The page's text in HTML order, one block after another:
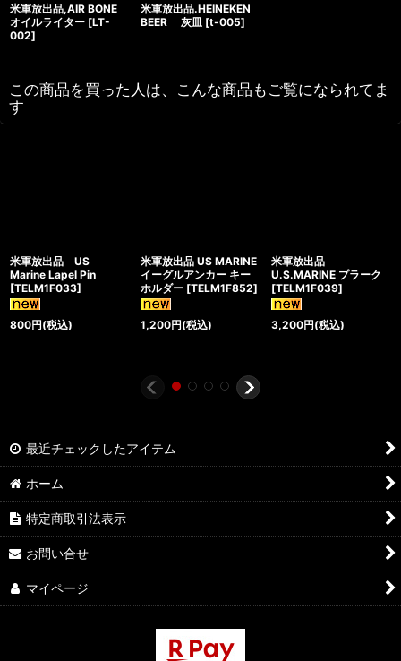
米軍放出品,AIR BONE
オイルライター [LT-
002]
米軍放出品.HEINEKEN
BEER 灰皿 [t-005]
この商品を買った人は、こんな商品もご覧になられてま
す
米軍放出品 US
Marine Lapel Pin
[TELM1F033]
800円(税込)
米軍放出品 US MARINE
イーグルアンカー キー
ホルダー [TELM1F852]
1,200円(税込)
米軍放出品
U.S.MARINE プラーク
[TELM1F039]
3,200円(税込)
最近チェックしたアイテム
ホーム
特定商取引法表示
お問い合せ
マイページ